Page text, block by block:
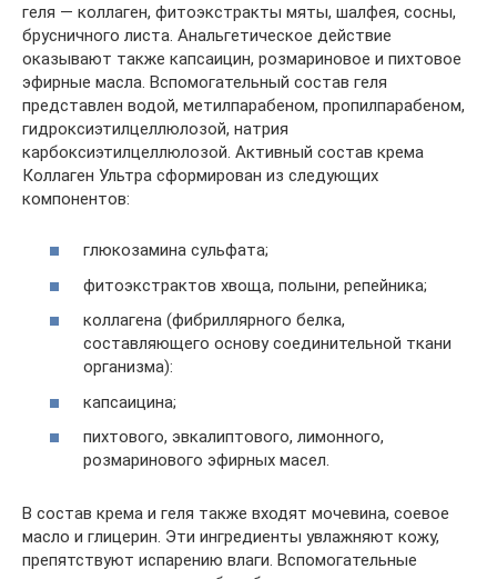
геля — коллаген, фитоэкстракты мяты, шалфея, сосны,
брусничного листа. Анальгетическое действие
оказывают также капсаицин, розмариновое и пихтовое
эфирные масла. Вспомогательный состав геля
представлен водой, метилпарабеном, пропилпарабеном,
гидроксиэтилцеллюлозой, натрия
карбоксиэтилцеллюлозой. Активный состав крема
Коллаген Ультра сформирован из следующих
компонентов:
глюкозамина сульфата;
фитоэкстрактов хвоща, полыни, репейника;
коллагена (фибриллярного белка,
составляющего основу соединительной ткани
организма):
капсаицина;
пихтового, эвкалиптового, лимонного,
розмаринового эфирных масел.
В состав крема и геля также входят мочевина, соевое
масло и глицерин. Эти ингредиенты увлажняют кожу,
препятствуют испарению влаги. Вспомогательные